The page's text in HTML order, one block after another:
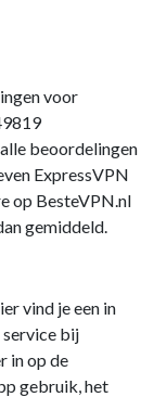
voor
beoordelingen
ExpressVPN
op BesteVPN.nl
gemiddeld.
vind je een in
service bij
in op de
gebruik, het